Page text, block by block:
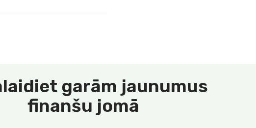
garām jaunumus
finanšu jomā